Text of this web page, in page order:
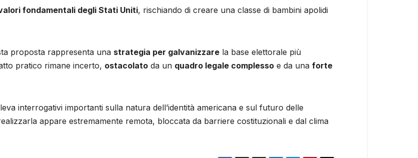
fondamentali degli Stati Uniti, rischiando di creare una classe di bambini apolidi
proposta rappresenta una strategia per galvanizzare la base elettorale più
pratico rimane incerto, ostacolato da un quadro legale complesso e da una forte
interrogativi importanti sulla natura dell’identità americana e sul futuro delle
appare estremamente remota, bloccata da barriere costituzionali e dal clima